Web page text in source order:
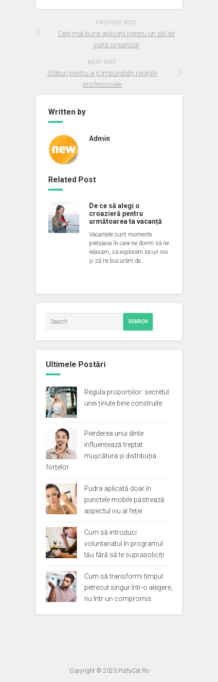
PREVIOUS POST
Cele mai bune aplicații pentru un stil de
viață organizat
NEXT POST
Sfaturi pentru a-ți îmbunătăți relațiile
profesionale
Written by
Admin
Related Post
De ce să alegi o
croazieră pentru
următoarea ta vacanță
Vacanțele sunt momente
prețioase în care ne dorim să ne
relaxăm, să explorăm locuri noi
și să ne bucurăm de…
SEARCH
Ultimele Postări
Regula proporțiilor: secretul
unei ținute bine construite
Pierderea unui dinte
influențează treptat
mușcătura și distribuția
forțelor
Pudra aplicată doar în
punctele mobile păstrează
aspectul viu al feței
Cum să introduci
voluntariatul în programul
tău fără să te suprasoliciți
Cum să transformi timpul
petrecut singur într-o alegere,
nu într-un compromis
Copyright © 2023 PuttyCat.Ro